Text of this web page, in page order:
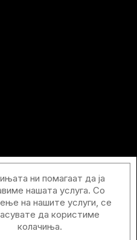
ни помагаат да ја
нашата услуга. Со
на нашите услуги, се
да користиме
колачиња.